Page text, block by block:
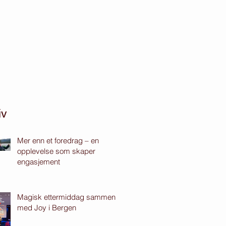
Mer enn et foredrag – en
opplevelse som skaper
engasjement
Magisk ettermiddag sammen
med Joy i Bergen